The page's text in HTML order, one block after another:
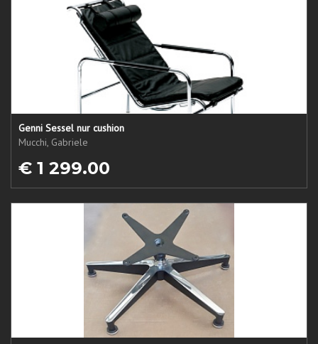
Genni Sessel nur cushion
Mucchi, Gabriele
€ 1 299.00